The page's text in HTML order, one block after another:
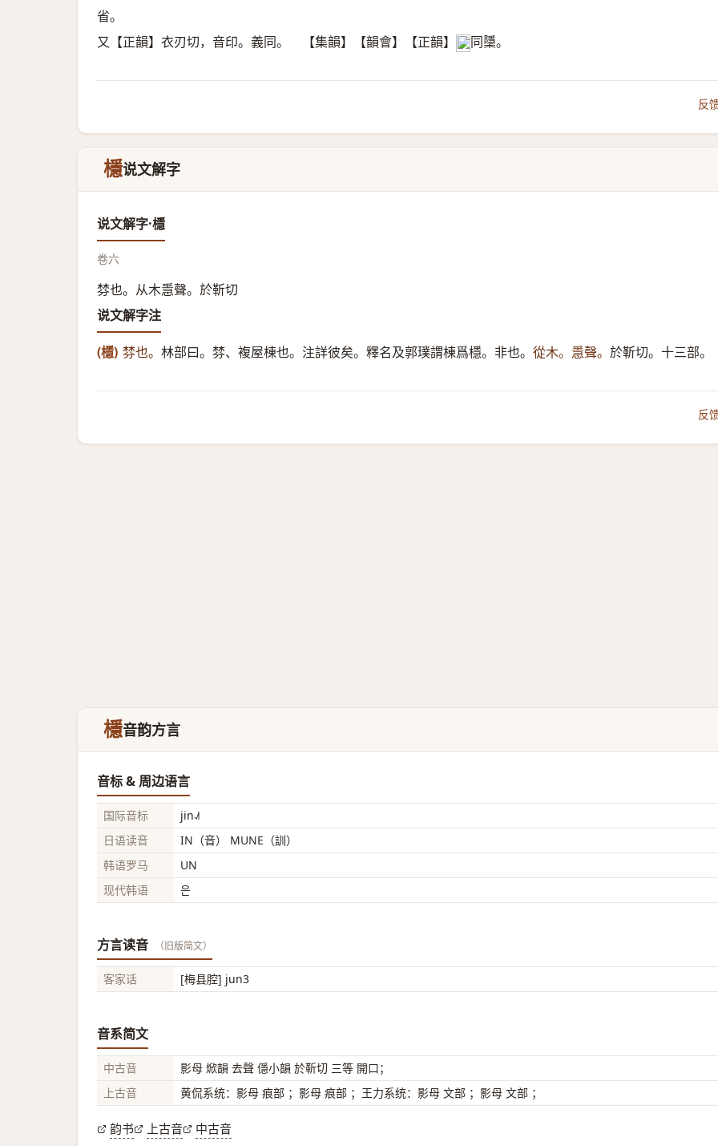
省。
又【正韻】衣刃切，音印。義同。 【集韻】【韻會】【正韻】 𠀤同櫽。
反
檼说文解字
说文解字·檼
卷六
棼也。从木㥯聲。於靳切
说文解字注
(檼) 棼也。 林部曰。棼、複屋棟也。注詳彼矣。釋名及郭璞謂棟爲檼。非也。 從木。㥯聲。 於靳切。十三部。
反
檼音韵方言
音标 & 周边语言
国际音标
jin˨˩˦
日语读音
IN（音） MUNE（訓）
韩语罗马
UN
现代韩语
은
方言读音 （旧版简文）
客家话 [梅县腔] jun3
音系简文
中古音
影母 焮韻 去聲 㒚小韻 於靳切 三等 開口；
上古音
黄侃系统：影母 痕部 ；影母 痕部 ；王力系统：影母 文部 ；影母 文部 ；
韵书 上古音 中古音